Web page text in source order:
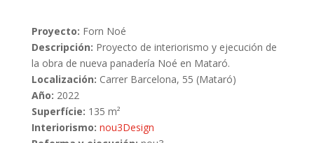
Proyecto: Forn Noé
Descripción: Proyecto de interiorismo y ejecución de
la obra de nueva panadería Noé en Mataró.
Localización: Carrer Barcelona, 55 (Mataró)
Año: 2022
Superfície: 135 m²
Interiorismo: nou3Design